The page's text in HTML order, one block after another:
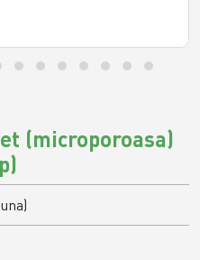
(microporoasa)